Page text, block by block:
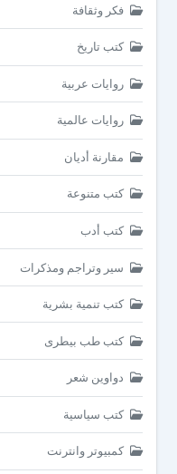
فكر وثقافة
كتب تاريخ
روايات عربية
روايات عالمية
مقارنة أديان
كتب متنوعة
كتب أدب
سير وتراجم ومذكرات
كتب تنمية بشرية
كتب طب بيطرى
دواوين شعر
كتب سياسية
كمبيوتر وانترنت